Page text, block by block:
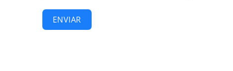
ENVIAR